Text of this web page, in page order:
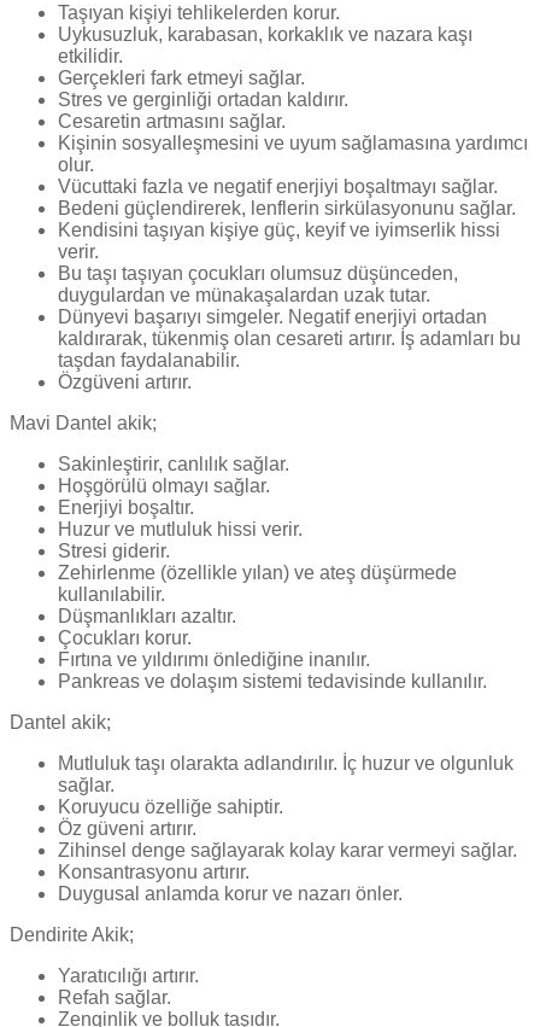
Taşıyan kişiyi tehlikelerden korur.
Uykusuzluk, karabasan, korkaklık ve nazara kaşı
etkilidir.
Gerçekleri fark etmeyi sağlar.
Stres ve gerginliği ortadan kaldırır.
Cesaretin artmasını sağlar.
Kişinin sosyalleşmesini ve uyum sağlamasına yardımcı
olur.
Vücuttaki fazla ve negatif enerjiyi boşaltmayı sağlar.
Bedeni güçlendirerek, lenflerin sirkülasyonunu sağlar.
Kendisini taşıyan kişiye güç, keyif ve iyimserlik hissi
verir.
Bu taşı taşıyan çocukları olumsuz düşünceden,
duygulardan ve münakaşalardan uzak tutar.
Dünyevi başarıyı simgeler. Negatif enerjiyi ortadan
kaldırarak, tükenmiş olan cesareti artırır. İş adamları bu
taşdan faydalanabilir.
Özgüveni artırır.
Mavi Dantel akik;
Sakinleştirir, canlılık sağlar.
Hoşgörülü olmayı sağlar.
Enerjiyi boşaltır.
Huzur ve mutluluk hissi verir.
Stresi giderir.
Zehirlenme (özellikle yılan) ve ateş düşürmede
kullanılabilir.
Düşmanlıkları azaltır.
Çocukları korur.
Fırtına ve yıldırımı önlediğine inanılır.
Pankreas ve dolaşım sistemi tedavisinde kullanılır.
Dantel akik;
Mutluluk taşı olarakta adlandırılır. İç huzur ve olgunluk
sağlar.
Koruyucu özelliğe sahiptir.
Öz güveni artırır.
Zihinsel denge sağlayarak kolay karar vermeyi sağlar.
Konsantrasyonu artırır.
Duygusal anlamda korur ve nazarı önler.
Dendirite Akik;
Yaratıcılığı artırır.
Refah sağlar.
Zenginlik ve bolluk taşıdır.